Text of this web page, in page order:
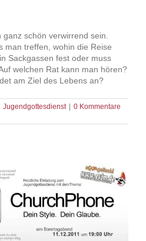
schön verwirrend sein.
man treffen, wohin die Reise
Sackgassen fest oder muss
welchen Rat kann man hören?
am Ziel des Lebens an?
Jugendgottesdienst | 0 Kommentare